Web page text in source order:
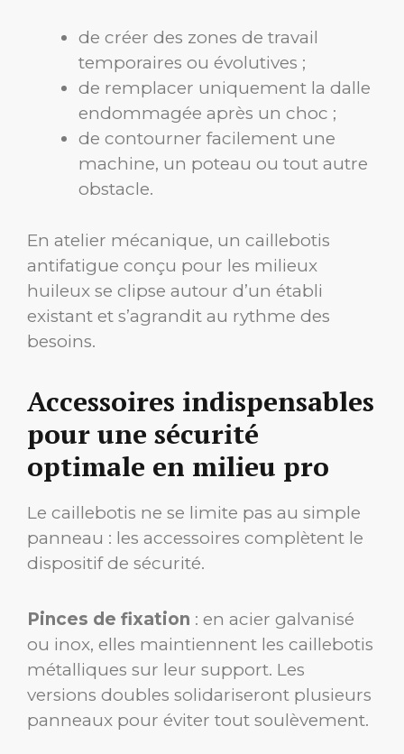
de créer des zones de travail
temporaires ou évolutives ;
de remplacer uniquement la dalle
endommagée après un choc ;
de contourner facilement une
machine, un poteau ou tout autre
obstacle.
En atelier mécanique, un caillebotis
antifatigue conçu pour les milieux
huileux se clipse autour d’un établi
existant et s’agrandit au rythme des
besoins.
Accessoires indispensables
pour une sécurité
optimale en milieu pro
Le caillebotis ne se limite pas au simple
panneau : les accessoires complètent le
dispositif de sécurité.
Pinces de fixation : en acier galvanisé
ou inox, elles maintiennent les caillebotis
métalliques sur leur support. Les
versions doubles solidariseront plusieurs
panneaux pour éviter tout soulèvement.